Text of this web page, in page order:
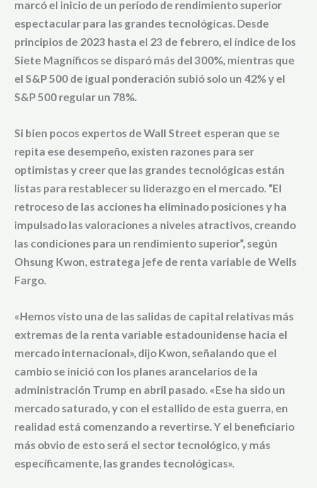
marcó el inicio de un período de rendimiento superior
espectacular para las grandes tecnológicas. Desde
principios de 2023 hasta el 23 de febrero, el índice de los
Siete Magníficos se disparó más del 300%, mientras que
el S&P 500 de igual ponderación subió solo un 42%y el
S&P 500 regular un 78%.
Si bien pocos expertos de Wall Street esperan que se
repita ese desempeño, existen razones para ser
optimistas y creer que las grandes tecnológicas están
listas para restablecer su liderazgo en el mercado. “El
retroceso de las acciones ha eliminado posiciones y ha
impulsado las valoraciones a niveles atractivos, creando
las condiciones para un rendimiento superior”, según
Ohsung Kwon, estratega jefe de renta variable de Wells
Fargo.
«Hemos visto una de las salidas de capital relativas más
extremas de la renta variable estadounidense hacia el
mercado internacional», dijo Kwon, señalando que el
cambio se inició con los planes arancelarios de la
administración Trump en abril pasado. «Ese ha sido un
mercado saturado, y con el estallido de esta guerra, en
realidad está comenzando a revertirse. Y el beneficiario
más obvio de esto será el sector tecnológico, y más
específicamente, las grandes tecnológicas».